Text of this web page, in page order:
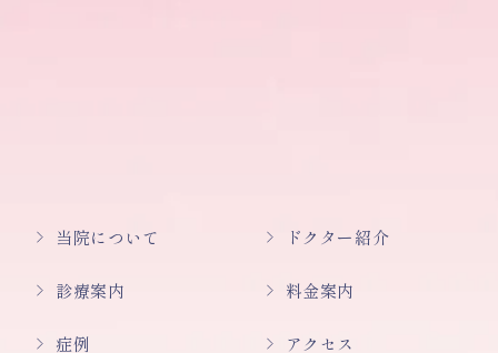
当院について ドクター紹介
診療案内 料金案内
症例 アクセス